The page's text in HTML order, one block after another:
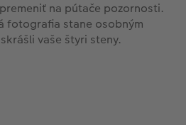
na pútače pozornosti.
fotografia stane osobným
vaše štyri steny.